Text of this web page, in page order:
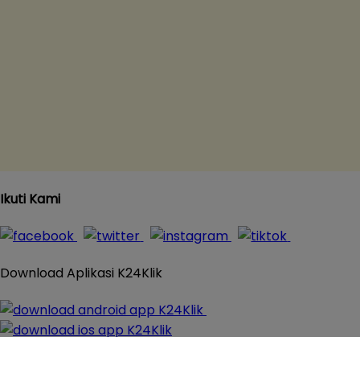
Ikuti Kami
Download Aplikasi K24Klik